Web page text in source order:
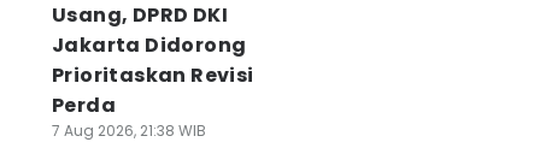
Usang, DPRD DKI
Jakarta Didorong
Prioritaskan Revisi
Perda
7 Aug 2026, 21:38 WIB